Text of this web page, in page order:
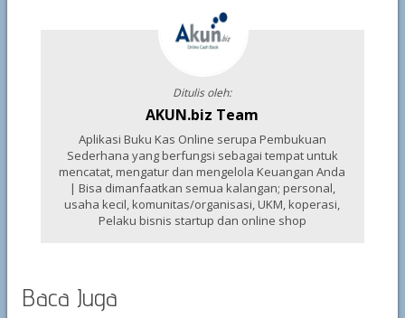
Ditulis oleh:
AKUN.biz Team
Aplikasi Buku Kas Online serupa Pembukuan
Sederhana yang berfungsi sebagai tempat untuk
mencatat, mengatur dan mengelola Keuangan Anda
| Bisa dimanfaatkan semua kalangan; personal,
usaha kecil, komunitas/organisasi, UKM, koperasi,
Pelaku bisnis startup dan online shop
Baca Juga